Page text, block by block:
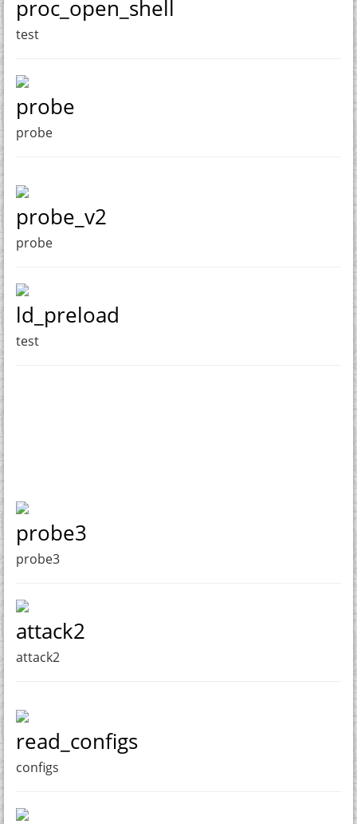
proc_open_shell
test
probe
probe
probe_v2
probe
ld_preload
test
probe3
probe3
attack2
attack2
read_configs
configs